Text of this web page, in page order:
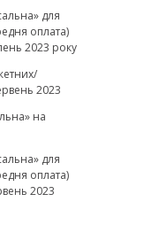
для
оплата)
2023 року
2023
на
для
оплата)
2023